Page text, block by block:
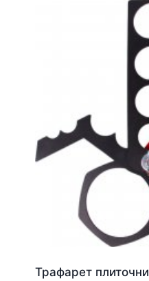
Трафарет